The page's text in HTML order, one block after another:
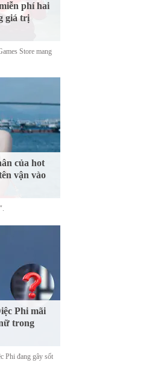
phí hai
giá trị
Store mang
của hot
vận vào
Phi mãi
trong
Phi đang gây sốt